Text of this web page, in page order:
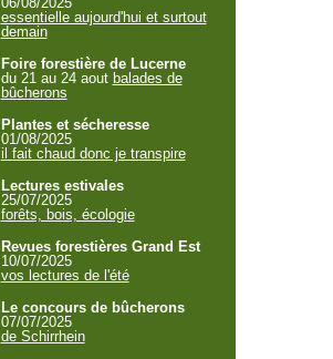
essentielle aujourd'hui et surtout
demain
Foire forestière de Lucerne
du 21 au 24 aout balades de
bûcherons
Plantes et sécheresse
01/08/2025
il fait chaud donc je transpire
Lectures estivales
25/07/2025
forêts, bois, écologie
Revues forestières Grand Est
10/07/2025
vos lectures de l'été
Le concours de bûcherons
07/07/2025
de Schirrhein